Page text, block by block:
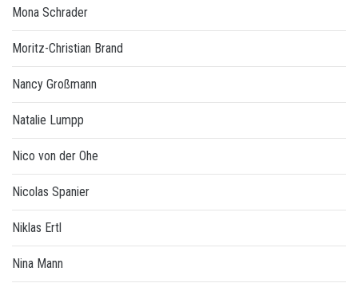
Mona Schrader
Moritz-Christian Brand
Nancy Großmann
Natalie Lumpp
Nico von der Ohe
Nicolas Spanier
Niklas Ertl
Nina Mann